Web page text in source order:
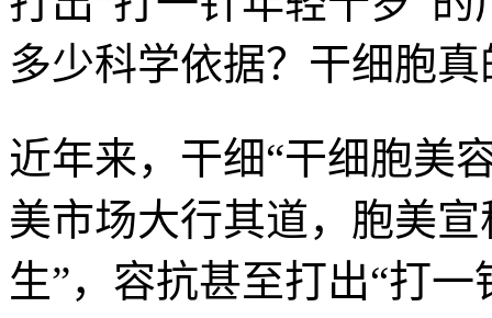
多少科学依据？干细胞
近年来，干细“干细胞美
美市场大行其道，胞美
生”，容抗甚至打出“打